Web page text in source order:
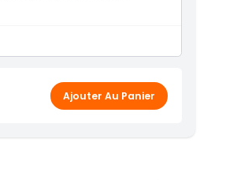
Ajouter Au Panier